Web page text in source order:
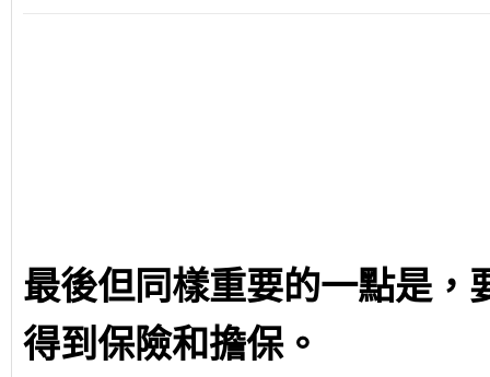
最後但同樣重要的一點是，
得到保險和擔保。